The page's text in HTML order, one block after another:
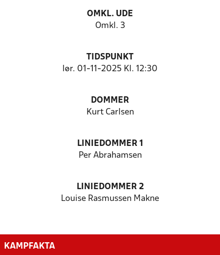
OMKL. UDE
Omkl. 3
TIDSPUNKT
lør. 01-11-2025 Kl. 12:30
DOMMER
Kurt Carlsen
LINIEDOMMER 1
Per Abrahamsen
LINIEDOMMER 2
Louise Rasmussen Makne
KAMPFAKTA